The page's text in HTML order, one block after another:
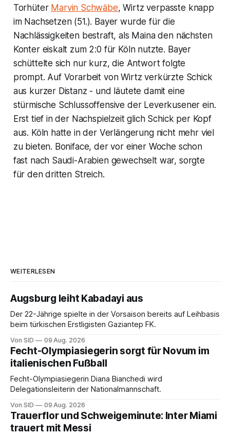
Torhüter Marvin Schwäbe, Wirtz verpasste knapp
im Nachsetzen (51.). Bayer wurde für die
Nachlässigkeiten bestraft, als Maina den nächsten
Konter eiskalt zum 2:0 für Köln nutzte. Bayer
schüttelte sich nur kurz, die Antwort folgte
prompt. Auf Vorarbeit von Wirtz verkürzte Schick
aus kurzer Distanz - und läutete damit eine
stürmische Schlussoffensive der Leverkusener ein.
Erst tief in der Nachspielzeit glich Schick per Kopf
aus. Köln hatte in der Verlängerung nicht mehr viel
zu bieten. Boniface, der vor einer Woche schon
fast nach Saudi-Arabien gewechselt war, sorgte
für den dritten Streich.
WEITERLESEN
Augsburg leiht Kabadayi aus
Der 22-Jährige spielte in der Vorsaison bereits auf Leihbasis
beim türkischen Erstligisten Gaziantep FK.
Von SID 09 Aug. 2026
Fecht-Olympiasiegerin sorgt für Novum im
italienischen Fußball
Fecht-Olympiasiegerin Diana Bianchedi wird
Delegationsleiterin der Nationalmannschaft.
Von SID 09 Aug. 2026
Trauerflor und Schweigeminute: Inter Miami
trauert mit Messi